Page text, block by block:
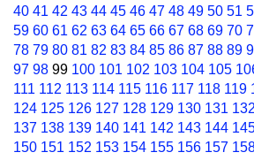
40 41 42 43 44 45 46 47 48 49 50 51
59 60 61 62 63 64 65 66 67 68 69 70
78 79 80 81 82 83 84 85 86 87 88 89
97 98 99 100 101 102 103 104 105
111 112 113 114 115 116 117 118 119
124 125 126 127 128 129 130 131 132
137 138 139 140 141 142 143 144
150 151 152 153 154 155 156 157